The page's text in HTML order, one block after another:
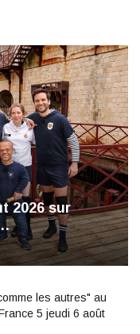
2026 sur
les autres" au
5 jeudi 6 août